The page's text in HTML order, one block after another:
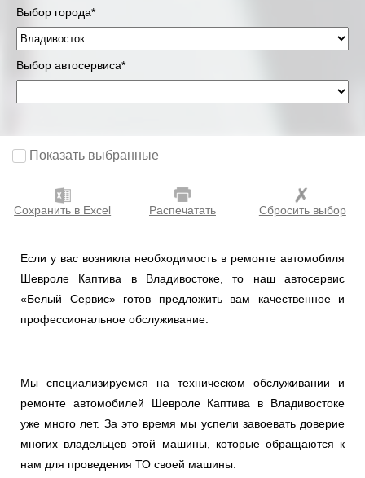
Выбор города*
Выбор автосервиса*
Показать выбранные
Сохранить в Excel Распечатать Сбросить выбор
Если у вас возникла необходимость в ремонте автомобиля
Шевроле Каптива в Владивостоке, то наш автосервис
«Белый Сервис» готов предложить вам качественное и
профессиональное обслуживание.
Мы специализируемся на техническом обслуживании и
ремонте автомобилей Шевроле Каптива в Владивостоке
уже много лет. За это время мы успели завоевать доверие
многих владельцев этой машины, которые обращаются к
нам для проведения ТО своей машины.